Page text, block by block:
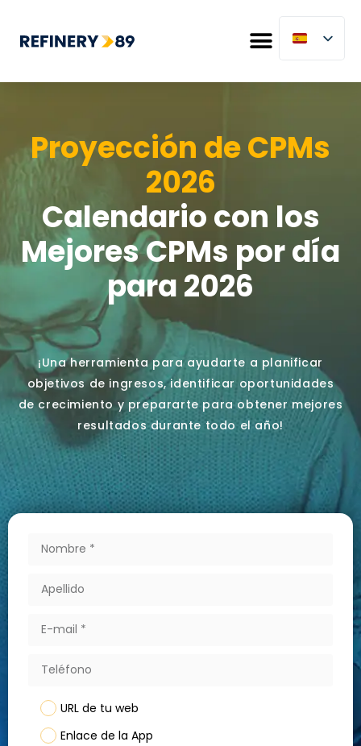
Proyección de CPMs
2026
Calendario con los
Mejores CPMs por día
para 2026
¡Una herramienta para ayudarte a planificar
objetivos de ingresos, identificar oportunidades
de crecimiento y prepararte para obtener mejores
resultados durante todo el año!
URL de tu web
Enlace de la App